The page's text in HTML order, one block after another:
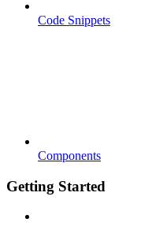
Code Snippets
Components
Getting Started